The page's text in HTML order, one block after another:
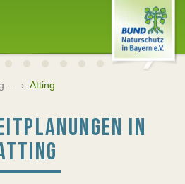
... › Atting
IN